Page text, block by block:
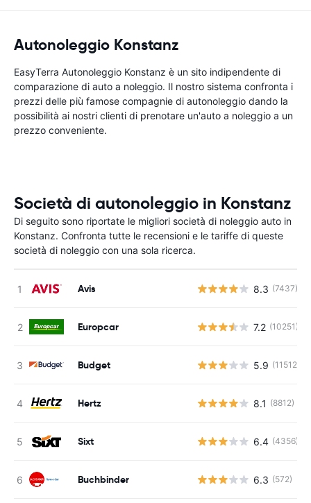
Autonoleggio Konstanz
EasyTerra Autonoleggio Konstanz è un sito indipendente di
comparazione di auto a noleggio. Il nostro sistema confronta i
prezzi delle più famose compagnie di autonoleggio dando la
possibilità ai nostri clienti di prenotare un'auto a noleggio a un
prezzo conveniente.
Società di autonoleggio in Konstanz
Di seguito sono riportate le migliori società di noleggio auto in
Konstanz. Confronta tutte le recensioni e le tariffe di queste
società di noleggio con una sola ricerca.
Avis 8.3 (7437)
Europcar 7.2 (10251)
Budget 5.9 (11512)
Hertz 8.1 (8812)
Sixt 6.4 (4356)
Buchbinder 6.3 (572)